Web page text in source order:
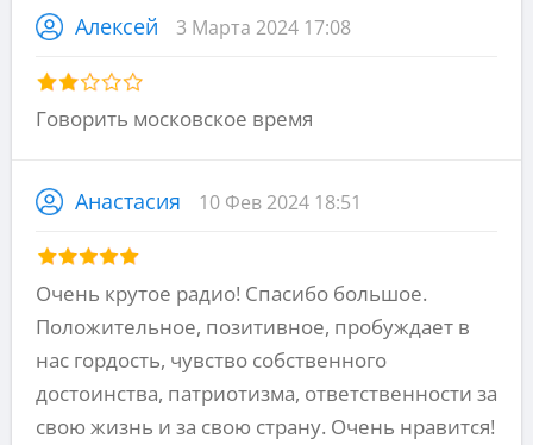
Алексей 3 Марта 2024 17:08
Говорить московское время
Анастасия 10 Фев 2024 18:51
Очень крутое радио! Спасибо большое.
Положительное, позитивное, пробуждает в
нас гордость, чувство собственного
достоинства, патриотизма, ответственности за
свою жизнь и за свою страну. Очень нравится!